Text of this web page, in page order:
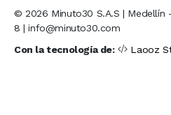
© 2026 Minuto30 S.A.S |
8 | info@minuto30.com
Con la tecnología de:
Laooz